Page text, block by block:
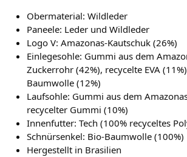
Obermaterial: Wildleder
Paneele: Leder und Wildleder
Logo V: Amazonas-Kautschuk (26%)
Einlegesohle: Gummi aus dem
Zuckerrohr (42%), recycelte EVA
Baumwolle (12%)
Laufsohle: Gummi aus dem
recycelter Gummi (10%)
Innenfutter: Tech (100% recyceltes
Schnürsenkel: Bio-Baumwolle (100%)
Hergestellt in Brasilien